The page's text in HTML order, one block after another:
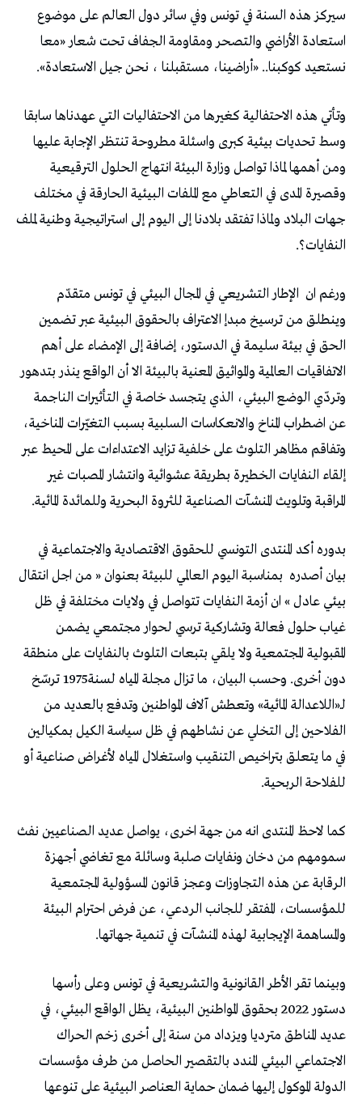
سيركز هذه السنة في تونس وفي سائر دول العالم على موضوع
استعادة الأراضي والتصحر ومقاومة الجفاف تحت شعار «معا
نستعيد كوكبنا.. «أراضينا، مستقبلنا ، نحن جيل الاستعادة».
وتأتي هذه الاحتفالية كغيرها من الاحتفاليات التي عهدناها سابقا
وسط تحديات بيئية كبرى واسئلة مطروحة تنتظر الإجابة عليها
ومن أهمها لماذا تواصل وزارة البيئة انتهاج الحلول الترقيعية
وقصيرة المدى في التعاطي مع الملفات البيئية الحارقة في مختلف
جهات البلاد ولماذا تفتقد بلادنا إلى اليوم إلى استراتيجية وطنية لملف
النفايات؟.
ورغم ان الإطار التشريعي في المجال البيئي في تونس متقدّم
وينطلق من ترسيخ مبدإ الاعتراف بالحقوق البيئية عبر تضمين
الحق في بيئة سليمة في الدستور، إضافة إلى الإمضاء على أهم
الاتفاقيات العالمية والمواثيق المعنية بالبيئة الا أن الواقع ينذر بتدهور
وتردّي الوضع البيئي، الذي يتجسد خاصة في التأثيرات الناجمة
عن اضطراب المناخ والانعكاسات السلبية بسبب التغيّرات المناخية،
وتفاقم مظاهر التلوث على خلفية تزايد الاعتداءات على المحيط عبر
إلقاء النفايات الخطيرة بطريقة عشوائية وانتشار المصبات غير
المراقبة وتلويث المنشآت الصناعية للثروة البحرية وللمائدة المائية.
بدوره أكد المنتدى التونسي للحقوق الاقتصادية والاجتماعية في
بيان أصدره بمناسبة اليوم العالمي للبيئة بعنوان « من اجل انتقال
بيئي عادل » ان أزمة النفايات تتواصل في ولايات مختلفة في ظل
غياب حلول فعالة وتشاركية ترسي لحوار مجتمعي يضمن
المقبولية المجتمعية ولا يلقي بتبعات التلوث بالنفايات على منطقة
دون أخرى. وحسب البيان، ما تزال مجلة المياه لسنة1975 ترسّخ
لـ«اللاعدالة المائية» وتعطش آلاف المواطنين وتدفع بالعديد من
الفلاحين إلى التخلي عن نشاطهم في ظل سياسة الكيل بمكيالين
في ما يتعلق بتراخيص التنقيب واستغلال المياه لأغراض صناعية أو
للفلاحة الربحية.
كما لاحظ المنتدى انه من جهة اخرى، يواصل عديد الصناعيين نفث
سمومهم من دخان ونفايات صلبة وسائلة مع تغاضي أجهزة
الرقابة عن هذه التجاوزات وعجز قانون المسؤولية المجتمعية
للمؤسسات، المفتقر للجانب الردعي، عن فرض احترام البيئة
والمساهمة الإيجابية لهذه المنشآت في تنمية جهاتها.
وبينما تقر الأطر القانونية والتشريعية في تونس وعلى رأسها
دستور 2022 بحقوق المواطنين البيئية، يظل الواقع البيئي، في
عديد المناطق مترديا ويزداد من سنة إلى أخرى زخم الحراك
الاجتماعي البيئي المندد بالتقصير الحاصل من طرف مؤسسات
الدولة الموكول إليها ضمان حماية العناصر البيئية على تنوعها